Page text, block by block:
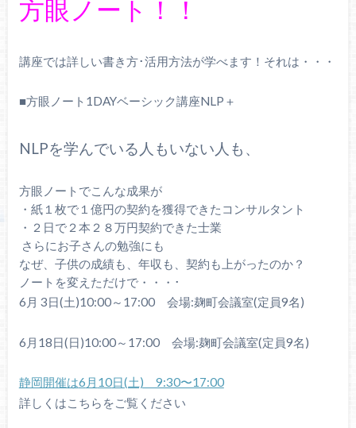
方眼ノート！！
講座では詳しい書き方･活用方法が学べます！それは・・・
■方眼ノート 1DAYベーシック講座NLP ＋
NLPを学んでいる人もいない人も、
方眼ノートでこんな成果が
・紙１枚で１億円の契約を獲得できたコンサルタント
・２日で２本２８万円契約できた士業
さらにお子さんの勉強にも
なぜ、子供の成績も、年収も、契約も上がったのか？
ノートを変えただけで・・・･
6 月 3日(土)10:00～ 17:00会場:麹町会議室(定員9名)
6月18日(日)10:00～ 17:00会場:麹町会議室(定員9名)
静岡開催は6 月 10日(土) 9:30〜17:00
詳しくはこちらをご覧ください